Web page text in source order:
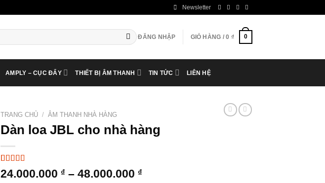
Newsletter
ĐĂNG NHẬP GIỎ HÀNG /0 ₫ 0
AMPLY – CỤC ĐẨY THIẾT BỊ ÂM THANH TIN TỨC LIÊN HỆ
TRANG CHỦ / ÂM THANH NHÀ HÀNG
Dàn loa JBL cho nhà hàng
5.00 trên 5
dựa trên
4
24.000.000 ₫ – 48.000.000 ₫